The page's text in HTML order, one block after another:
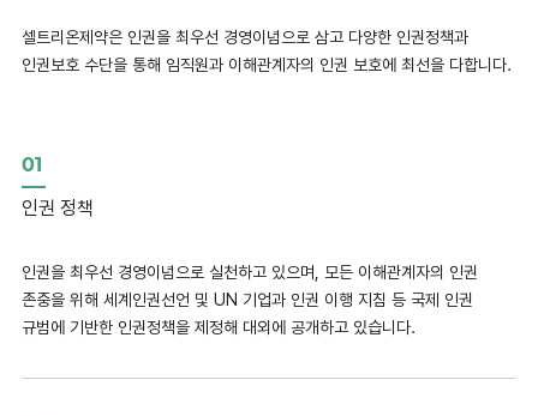
셀트리온제약은 인권을 최우선 경영이념으로 삼고 다양한 인권정책과
인권보호 수단을 통해 임직원과 이해관계자의 인권 보호에 최선을 다합니다.
01
인권 정책
인권을 최우선 경영이념으로 실천하고 있으며, 모든 이해관계자의 인권
존중을 위해 세계인권선언 및 UN 기업과 인권 이행 지침 등 국제 인권
규범에 기반한 인권정책을 제정해 대외에 공개하고 있습니다.